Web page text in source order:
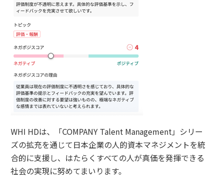
WHI HDは、「COMPANY Talent Management」シリー
ズの拡充を通じて日本企業の人的資本マネジメントを統
合的に支援し、はたらくすべての人が真価を発揮できる
社会の実現に努めてまいります。